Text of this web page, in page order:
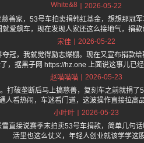
White&8
2026-05-22
善家，53号车拍卖捐韩红基金，想想那冠
就爱飙车，现在发现人家还这么接地气，捐款
宋佳
2026-05-22
冠，我就觉得励志爆棚。现在又宣布捐款
，据黑子网 https://hz.one 上面说这事儿已
赵喵喵喵
2026-05-23
打破垄断后马上搞慈善，复刻车之前就捐了
人看热闹，车迷看门道，这波操作直接拉高
小叶叶
2026-05-23
直接说赛季末拍卖53号车捐款，简单几句
活里也这么仗义，年轻人创业就该学学这股